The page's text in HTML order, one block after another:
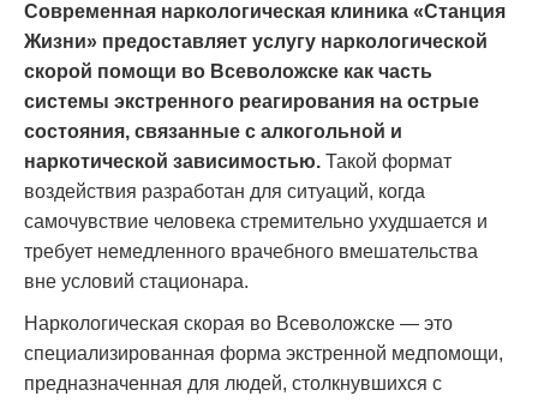
Современная наркологическая клиника «Станция
Жизни» предоставляет услугу наркологической
скорой помощи во Всеволожске как часть
системы экстренного реагирования на острые
состояния, связанные с алкогольной и
наркотической зависимостью. Такой формат
воздействия разработан для ситуаций, когда
самочувствие человека стремительно ухудшается и
требует немедленного врачебного вмешательства
вне условий стационара.
Наркологическая скорая во Всеволожске — это
специализированная форма экстренной медпомощи,
предназначенная для людей, столкнувшихся с